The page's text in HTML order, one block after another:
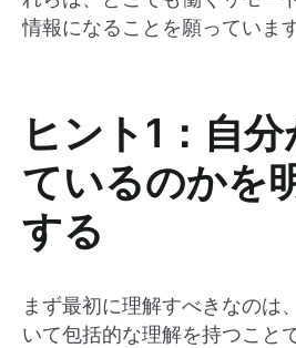
情報になることを願っています
ヒント1：自
ているのかを
する
まず最初に理解すべきなのは
いて包括的な理解を持つこと